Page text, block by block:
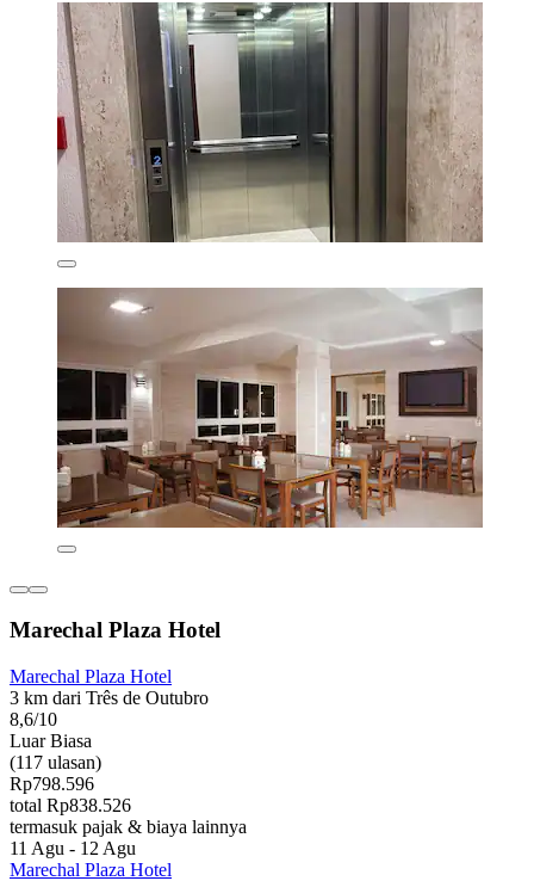
Marechal Plaza Hotel
Marechal Plaza Hotel
3 km dari Três de Outubro
8,6/10
Luar Biasa
(117 ulasan)
Rp798.596
total Rp838.526
termasuk pajak & biaya lainnya
11 Agu - 12 Agu
Marechal Plaza Hotel